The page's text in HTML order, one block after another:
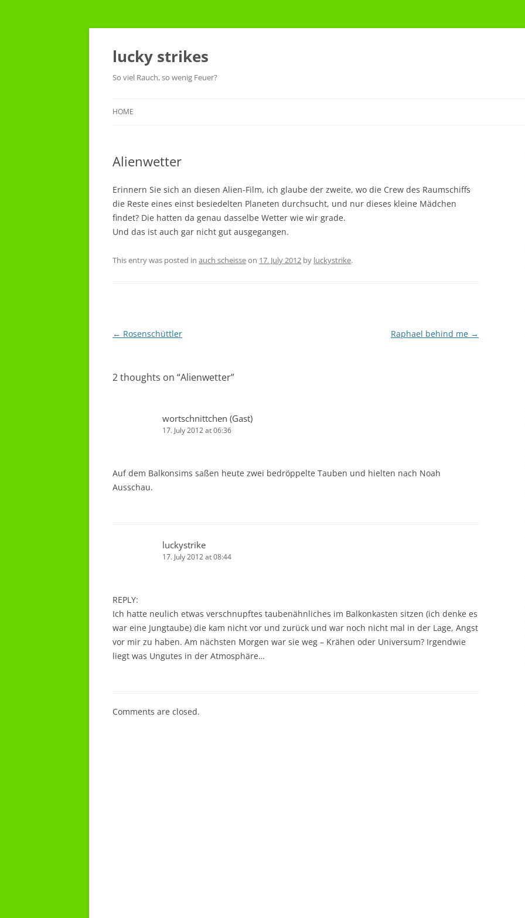
Skip
content
lucky strikes
So viel Rauch, so wenig Feuer?
HOME
Alienwetter
Erinnern Sie sich an diesen Alien-Film, ich glaube der zweite, wo die Crew des Raumschiffs
die Reste eines einst besiedelten Planeten durchsucht, und nur dieses kleine Mädchen
findet? Die hatten da genau dasselbe Wetter wie wir grade.
Und das ist auch gar nicht gut ausgegangen.
This entry was posted in auch scheisseon 17. July 2012 by luckystrike.
Post
← Rosenschüttler Raphael behind me →
2 thoughts on “Alienwetter”
wortschnittchen (Gast)
17. July 2012 at 06:36
Auf dem Balkonsims saßen heute zwei bedröppelte Tauben und hielten nach Noah
Ausschau.
luckystrike
17. July 2012 at 08:44
REPLY:
Ich hatte neulich etwas verschnupftes taubenähnliches im Balkonkasten sitzen (ich denke es
war eine Jungtaube) die kam nicht vor und zurück und war noch nicht mal in der Lage, Angst
vor mir zu haben. Am nächsten Morgen war sie weg – Krähen oder Universum? Irgendwie
liegt was Ungutes in der Atmosphäre…
Comments are closed.